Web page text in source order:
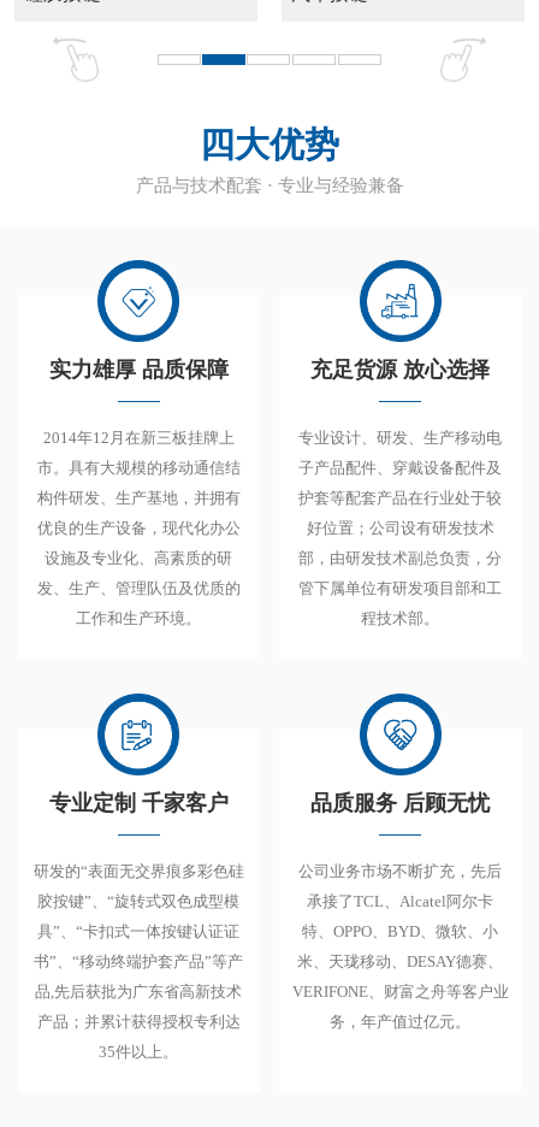
四大优势
产品与技术配套 · 专业与经验兼备
实力雄厚 品质保障
2014年12月在新三板挂牌上
市。具有大规模的移动通信结
构件研发、生产基地，并拥有
优良的生产设备，现代化办公
设施及专业化、高素质的研
发、生产、管理队伍及优质的
工作和生产环境。
充足货源 放心选择
专业设计、研发、生产移动电
子产品配件、穿戴设备配件及
护套等配套产品在行业处于较
好位置；公司设有研发技术
部，由研发技术副总负责，分
管下属单位有研发项目部和工
程技术部。
专业定制 千家客户
研发的“表面无交界痕多彩色硅
胶按键”、“旋转式双色成型模
具”、“卡扣式一体按键认证证
书”、“移动终端护套产品”等产
品,先后获批为广东省高新技术
产品；并累计获得授权专利达
35件以上。
品质服务 后顾无忧
公司业务市场不断扩充，先后
承接了TCL、Alcatel阿尔卡
特、OPPO、BYD、微软、小
米、天珑移动、DESAY德赛、
VERIFONE、财富之舟等客户业
务，年产值过亿元。